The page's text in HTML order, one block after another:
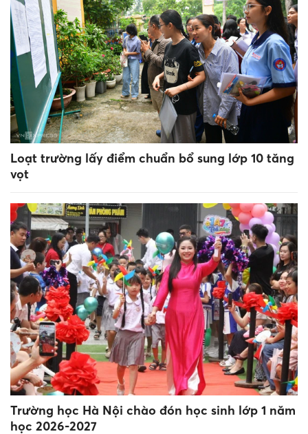
Loạt trường lấy điểm chuẩn bổ sung lớp 10 tăng
vọt
Trường học Hà Nội chào đón học sinh lớp 1 năm
học 2026-2027